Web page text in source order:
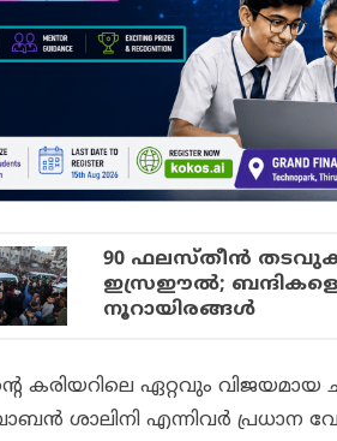
90 ഫലസ്തീൻ
ഇസ്രഈൽ; ബന്ദികളെ
നൂറായിരങ്ങൾ
കരിയറിലെ ഏറ്റവും വിജയമായ
ശാലിനി എന്നിവർ പ്രധാന